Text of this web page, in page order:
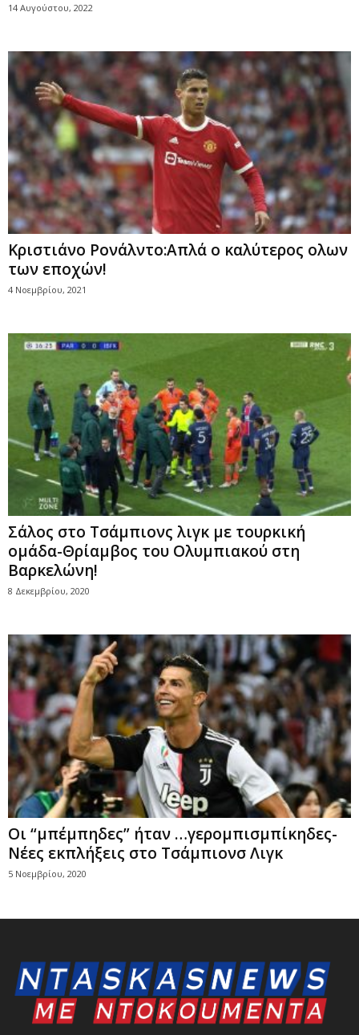
14 Αυγούστου, 2022
Κριστιάνο Ρονάλντο:Απλά ο καλύτερος ολων
των εποχών!
4 Νοεμβρίου, 2021
Σάλος στο Τσάμπιονς λιγκ με τουρκική
ομάδα-Θρίαμβος του Ολυμπιακού στη
Βαρκελώνη!
8 Δεκεμβρίου, 2020
Οι “μπέμπηδες” ήταν …γερομπισμπίκηδες-
Νέες εκπλήξεις στο Τσάμπιονσ Λιγκ
5 Νοεμβρίου, 2020